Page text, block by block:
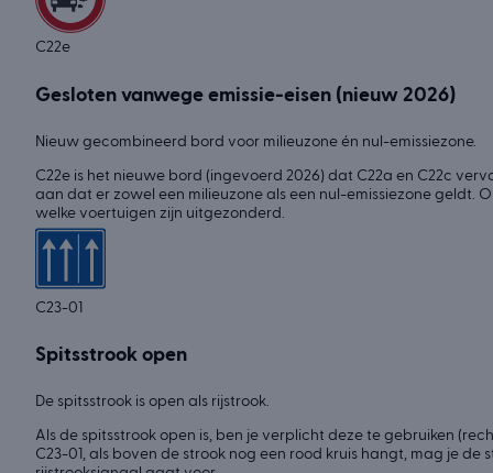
C22e
Gesloten vanwege emissie-eisen (nieuw 2026)
Nieuw gecombineerd bord voor milieuzone én nul-emissiezone.
C22e is het nieuwe bord (ingevoerd 2026) dat C22a en C22c
aan dat er zowel een milieuzone als een nul-emissiezone geldt.
welke voertuigen zijn uitgezonderd.
C23-01
Spitsstrook open
De spitsstrook is open als rijstrook.
Als de spitsstrook open is, ben je verplicht deze te gebruiken
C23-01, als boven de strook nog een rood kruis hangt, mag je de